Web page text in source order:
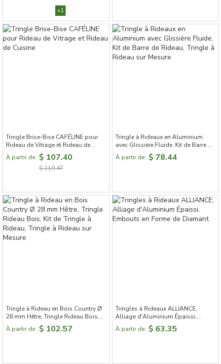
+1
Tringle Brise-Bise CAFÉLINE pour
Rideau de Vitrage et Rideau de
Cuisine
À partir de: $ 107.40
$ 119.47
Tringle à Rideaux en Aluminium
avec Glissière Fluide, Kit de Barre de
Rideau, Tringle à Rideau sur Mesure
À partir de: $ 78.44
Tringle à Rideau en Bois Country Ø
28 mm Hêtre, Tringle Rideau Bois,
Kit de Tringle à Rideau, Tringle à
Rideau sur Mesure
À partir de: $ 102.57
Tringles à Rideaux ALLIANCE,
Alliage d'Aluminium Épaissi,
Embouts en Forme de Diamant
À partir de: $ 63.35